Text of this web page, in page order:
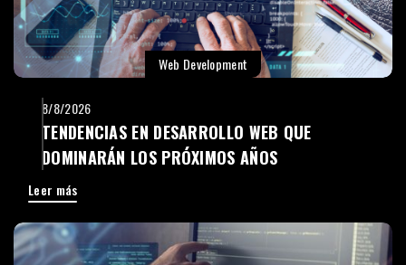
Web Development
8/8/2026
TENDENCIAS EN DESARROLLO WEB QUE
DOMINARÁN LOS PRÓXIMOS AÑOS
Leer más